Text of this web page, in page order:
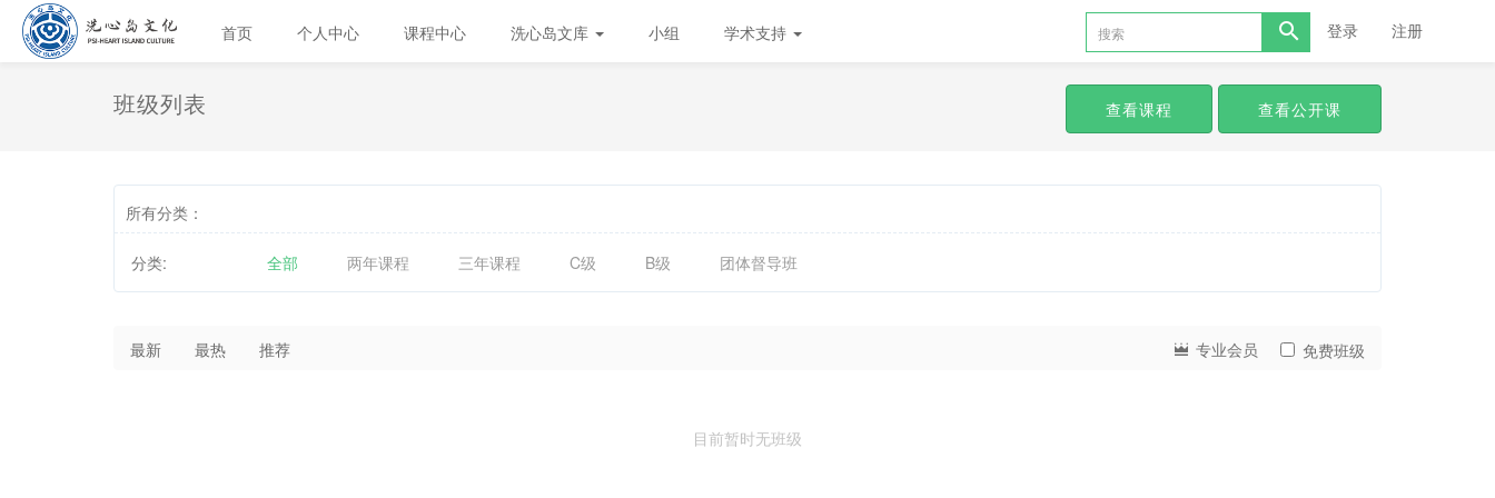
首页 个人中心 课程中心 洗心岛文库 小组 学术支持 登录 注册
班级列表 查看课程 查看公开课
所有分类：
分类: 全部 两年课程 三年课程 C级 B级 团体督导班
最新 最热 推荐 专业会员 免费班级
目前暂时无班级